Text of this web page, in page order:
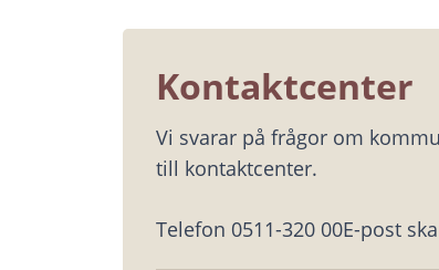
Kontaktcenter
Vi svarar på frågor om
till kontaktcenter.
Telefon 0511-320 00E-post